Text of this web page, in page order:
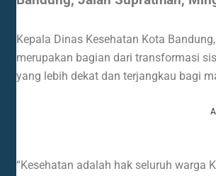
Kepala Dinas Kesehatan Kota
merupakan bagian dari transformasi
yang lebih dekat dan terjangkau bagi
“Kesehatan adalah hak seluruh warga